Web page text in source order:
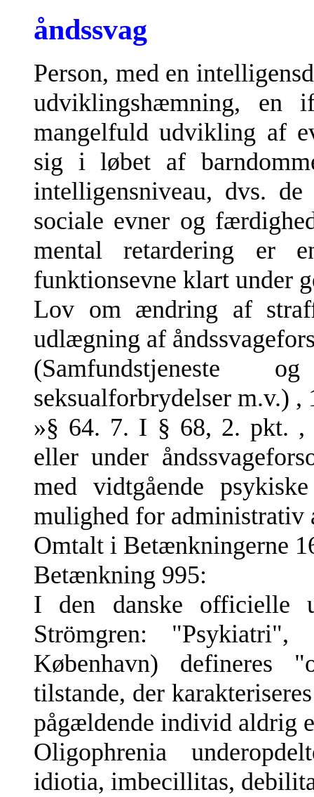
åndssvag
Person, med en
udviklingshæmning, en
mangelfuld udvikling af
sig i løbet af
intelligensniveau, dvs.
sociale evner og
mental retardering er
funktionsevne klart under
Lov om ændring af
udlægning af
seksualforbrydelser m.v.) ,
»§ 64. 7. I § 68, 2. pkt. ,
eller under
med vidtgående
mulighed for administrativ
Omtalt i Betænkningerne
Betænkning 995:
I den danske officielle
Strömgren:
København) defineres
tilstande, der
pågældende individ aldrig
Oligophrenia
idiotia, imbecillitas,